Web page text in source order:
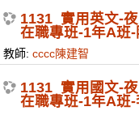
1131_實用英文-
在職專班-1年A班
教師: cccc陳建智
1131_實用國文-
在職專班-1年A班